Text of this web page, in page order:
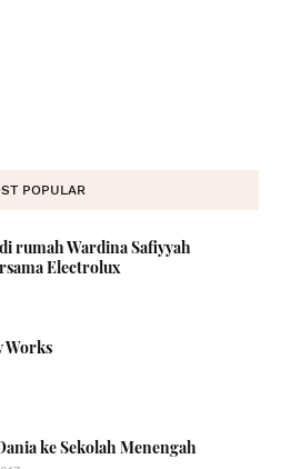
POPULAR
rumah Wardina Safiyyah
Electrolux
Works
ke Sekolah Menengah